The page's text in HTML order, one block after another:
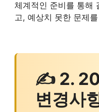
체계적인 준비를 통해
고, 예상치 못한 문제
✍ 2.
변경사